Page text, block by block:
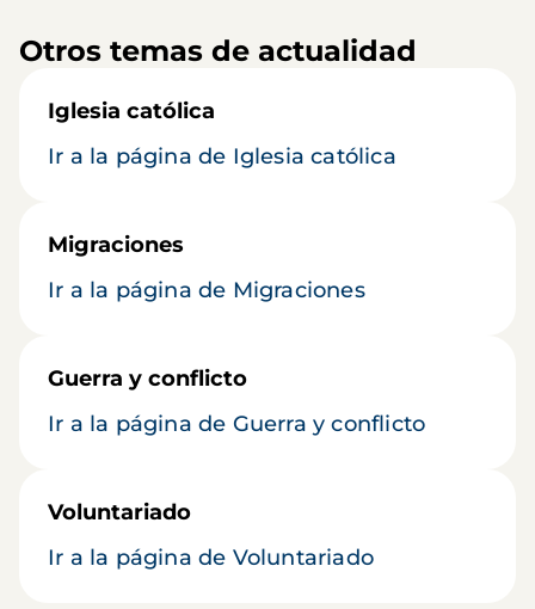
Otros temas de actualidad
Iglesia católica
Ir a la página de Iglesia católica
Migraciones
Ir a la página de Migraciones
Guerra y conflicto
Ir a la página de Guerra y conflicto
Voluntariado
Ir a la página de Voluntariado